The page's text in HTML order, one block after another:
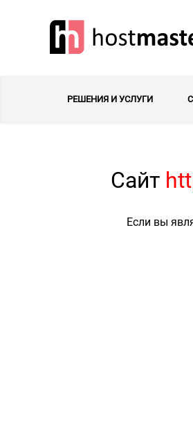
РЕШЕНИЯ И УСЛУГИ
Сайт
Если вы